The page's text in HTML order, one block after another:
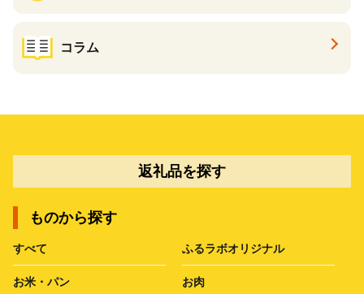
コラム
返礼品を探す
ものから探す
すべて ふるラボオリジナル
お米・パン お肉